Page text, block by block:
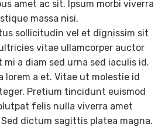
amet ac sit. Ipsum morbi viverra
massa nisi.
sollicitudin vel et dignissim sit
vitae ullamcorper auctor
mi a diam sed urna sed iaculis id.
lorem a et. Vitae ut molestie id
Pretium tincidunt euismod
felis nulla viverra amet
dictum sagittis platea magna.